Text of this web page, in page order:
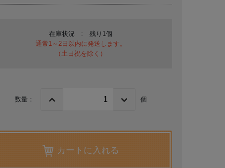
在庫状況 : 残り1個
通常1～2日以内に発送します。
（土日祝を除く）
数量： 個
カートに入れる